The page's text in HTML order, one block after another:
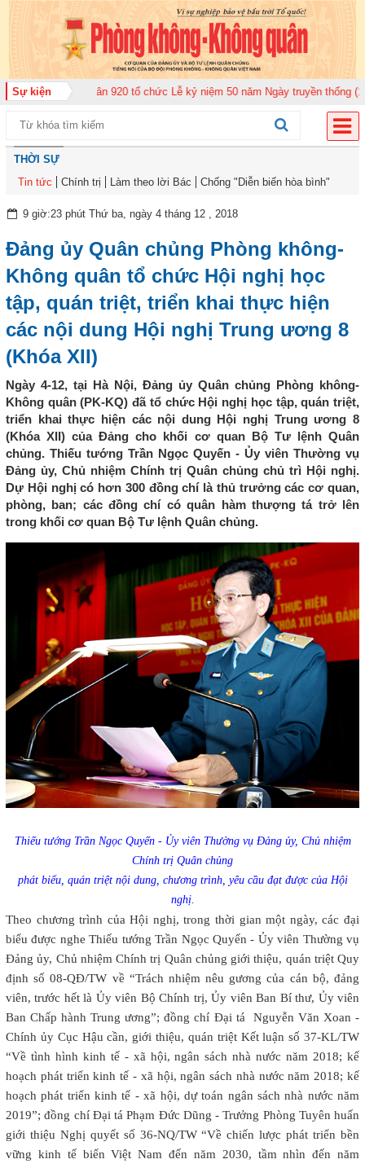
Sự kiện
Không quân 920 tổ chức Lễ kỷ niệm 50 năm Ngày truyền thống (12-11-
THỜI SỰ
Tin tức
Chính trị Làm theo lời Bác Chống "Diễn biến hòa bình"
9 giờ:23 phút Thứ ba, ngày 4 tháng 12 , 2018
Đảng ủy Quân chủng Phòng không-
Không quân tổ chức Hội nghị học
tập, quán triệt, triển khai thực hiện
các nội dung Hội nghị Trung ương 8
(Khóa XII)
Ngày 4-12, tại Hà Nội, Đảng ủy Quân chủng Phòng không-
Không quân (PK-KQ) đã tổ chức Hội nghị học tập, quán triệt,
triển khai thực hiện các nội dung Hội nghị Trung ương 8
(Khóa XII) của Đảng cho khối cơ quan Bộ Tư lệnh Quân
chủng. Thiếu tướng Trần Ngọc Quyến - Ủy viên Thường vụ
Đảng ủy, Chủ nhiệm Chính trị Quân chủng chủ trì Hội nghị.
Dự Hội nghị có hơn 300 đồng chí là thủ trưởng các cơ quan,
phòng, ban; các đồng chí có quân hàm thượng tá trở lên
trong khối cơ quan Bộ Tư lệnh Quân chủng.
Thiếu tướng Trần Ngọc Quyến - Ủy viên Thường vụ Đảng ủy, Chủ nhiệm
Chính trị Quân chủng
phát biểu, quán triệt nội dung, chương trình, yêu cầu đạt được của Hội
nghị.
Theo chương trình của Hội nghị, trong thời gian một ngày, các đại
biểu được nghe Thiếu tướng Trần Ngọc Quyến - Ủy viên Thường vụ
Đảng ủy, Chủ nhiệm Chính trị Quân chủng giới thiệu, quán triệt Quy
định số 08-QĐ/TW về “Trách nhiệm nêu gương của cán bộ, đảng
viên, trước hết là Ủy viên Bộ Chính trị, Ủy viên Ban Bí thư, Ủy viên
Ban Chấp hành Trung ương”; đồng chí Đại tá Nguyễn Văn Xoan -
Chính ủy Cục Hậu cần, giới thiệu, quán triệt Kết luận số 37-KL/TW
“Về tình hình kinh tế - xã hội, ngân sách nhà nước năm 2018; kế
hoạch phát triển kinh tế - xã hội, ngân sách nhà nước năm 2018; kế
hoạch phát triển kinh tế - xã hội, dự toán ngân sách nhà nước năm
2019”; đồng chí Đại tá Phạm Đức Dũng - Trưởng Phòng Tuyên huấn
giới thiệu Nghị quyết số 36-NQ/TW “Về chiến lược phát triển bền
vững kinh tế biển Việt Nam đến năm 2030, tầm nhìn đến năm